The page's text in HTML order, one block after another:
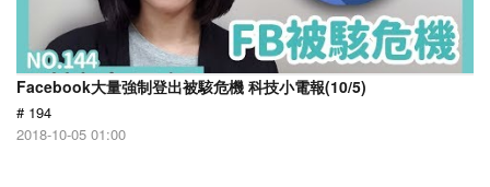
Facebook大量強制登出被駭危機 科技小電報(10/5)
# 194
2018-10-05 01:00